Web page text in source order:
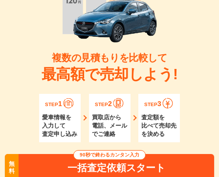
複数の見積もりを比較して
最高額で売却しよう!
STEP1
愛車情報を
入力して
査定申し込み
STEP2
買取店から
電話、メール
でご連絡
STEP3
査定額を
比べて売却先
を決める
無
料
90秒で終わるカンタン入力
一括査定依頼スタート